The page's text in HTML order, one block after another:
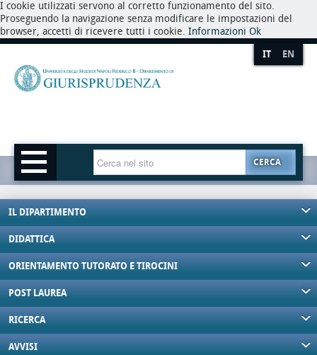
I cookie utilizzati servono al corretto funzionamento del sito.
Proseguendo la navigazione senza modificare le impostazioni del
browser, accetti di ricevere tutti i cookie. Informazioni Ok
IT EN
CERCA
IL DIPARTIMENTO
DIDATTICA
ORIENTAMENTO TUTORATO E TIROCINI
POST LAUREA
RICERCA
AVVISI